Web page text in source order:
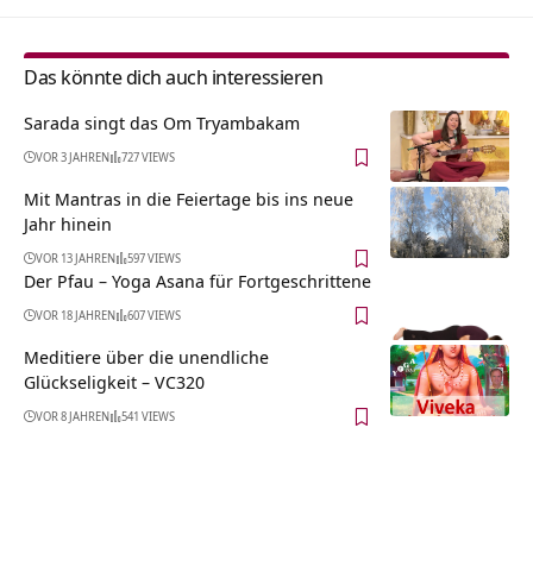
Das könnte dich auch interessieren
Sarada singt das Om Tryambakam
VOR 3 JAHREN 727 VIEWS
Mit Mantras in die Feiertage bis ins neue
Jahr hinein
VOR 13 JAHREN 597 VIEWS
Der Pfau – Yoga Asana für Fortgeschrittene
VOR 18 JAHREN 607 VIEWS
Meditiere über die unendliche
Glückseligkeit – VC320
VOR 8 JAHREN 541 VIEWS